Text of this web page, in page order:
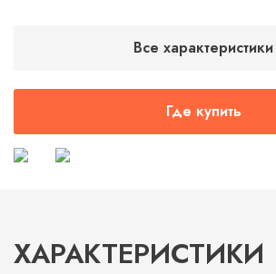
Все характеристики
Где купить
ХАРАКТЕРИСТИКИ